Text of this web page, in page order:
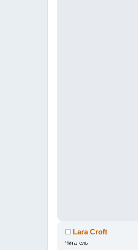
Lara Croft
Читатель